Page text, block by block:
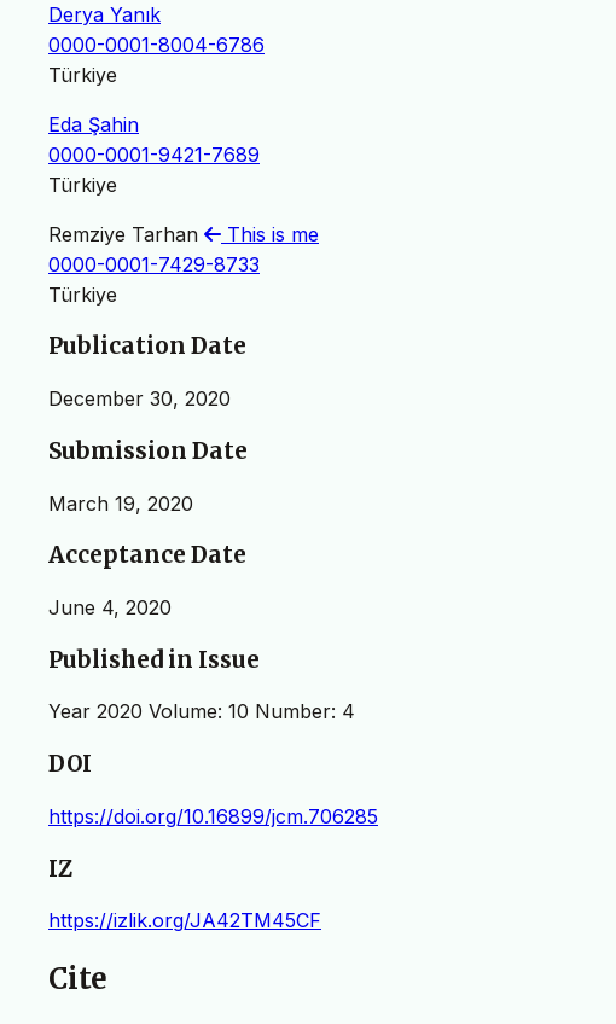
Derya Yanık
0000-0001-8004-6786
Türkiye
Eda Şahin
0000-0001-9421-7689
Türkiye
Remziye Tarhan
This is me
0000-0001-7429-8733
Türkiye
Publication Date
December 30, 2020
Submission Date
March 19, 2020
Acceptance Date
June 4, 2020
Published in Issue
Year 2020 Volume: 10 Number: 4
DOI
https://doi.org/10.16899/jcm.706285
IZ
https://izlik.org/JA42TM45CF
Cite